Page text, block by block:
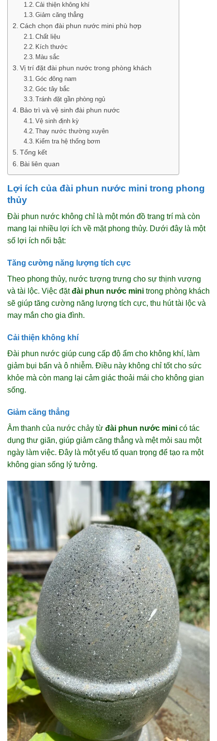
Cải thiện không khí
Giảm căng thẳng
Cách chọn đài phun nước mini phù hợp
Chất liệu
Kích thước
Màu sắc
Vị trí đặt đài phun nước trong phòng khách
Góc đông nam
Góc tây bắc
Tránh đặt gần phòng ngủ
Bảo trì và vệ sinh đài phun nước
Vệ sinh định kỳ
Thay nước thường xuyên
Kiểm tra hệ thống bơm
Tổng kết
Bài liên quan
Lợi ích của đài phun nước mini trong phong
thủy
Đài phun nước không chỉ là một món đồ trang trí mà còn
mang lại nhiều lợi ích về mặt phong thủy. Dưới đây là một
số lợi ích nổi bật:
Tăng cường năng lượng tích cực
Theo phong thủy, nước tượng trưng cho sự thịnh vượng
và tài lộc. Việc đặtđài phun nước mini trong phòng khách
sẽ giúp tăng cường năng lượng tích cực, thu hút tài lộc và
may mắn cho gia đình.
Cải thiện không khí
Đài phun nước giúp cung cấp độ ẩm cho không khí, làm
giảm bụi bẩn và ô nhiễm. Điều này không chỉ tốt cho sức
khỏe mà còn mang lại cảm giác thoải mái cho không gian
sống.
Giảm căng thẳng
Âm thanh của nước chảy từ đài phun nước mini có tác
dụng thư giãn, giúp giảm căng thẳng và mệt mỏi sau một
ngày làm việc. Đây là một yếu tố quan trọng để tạo ra một
không gian sống lý tưởng.